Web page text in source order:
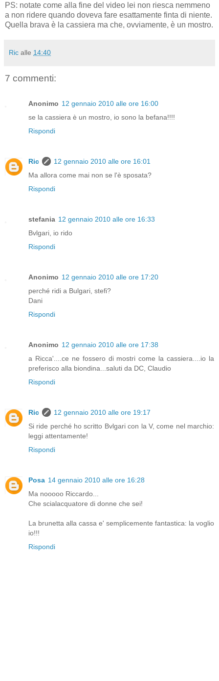
PS: notate come alla fine del video lei non riesca nemmeno
a non ridere quando doveva fare esattamente finta di niente.
Quella brava è la cassiera ma che, ovviamente, è un mostro.
Ric alle 14:40
7 commenti:
Anonimo 12 gennaio 2010 alle ore 16:00
se la cassiera è un mostro, io sono la befana!!!!
Rispondi
Ric
12 gennaio 2010 alle ore 16:01
Ma allora come mai non se l'è sposata?
Rispondi
stefania 12 gennaio 2010 alle ore 16:33
Bvlgari, io rido
Rispondi
Anonimo 12 gennaio 2010 alle ore 17:20
perché ridi a Bulgari, stefi?
Dani
Rispondi
Anonimo 12 gennaio 2010 alle ore 17:38
a Ricca'....ce ne fossero di mostri come la cassiera....io la
preferisco alla biondina...saluti da DC, Claudio
Rispondi
Ric
12 gennaio 2010 alle ore 19:17
Si ride perché ho scritto Bvlgari con la V, come nel marchio:
leggi attentamente!
Rispondi
Posa 14 gennaio 2010 alle ore 16:28
Ma nooooo Riccardo...
Che scialacquatore di donne che sei!
La brunetta alla cassa e' semplicemente fantastica: la voglio
io!!!
Rispondi